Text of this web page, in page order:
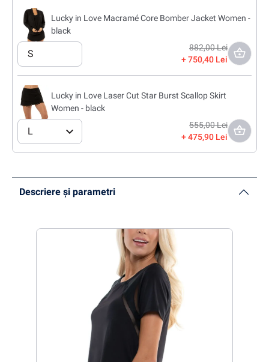
Lucky in Love Macramé Core Bomber Jacket Women -
black
S
882,00 Lei
750,40 Lei
Lucky in Love Laser Cut Star Burst Scallop Skirt
Women - black
L
555,00 Lei
475,90 Lei
Descriere și parametri